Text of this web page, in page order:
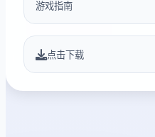
游戏指南
点击下载